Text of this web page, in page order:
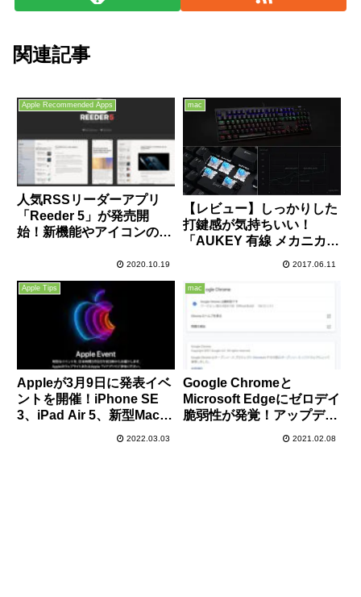
関連記事
Apple Recommended Apps
人気RSSリーダーアプリ
「Reeder 5」が発売開
始！新機能やアイコンの変
引継ぎ方法をご紹介！2020.10.19
mac
【レビュー】しっかりした
打鍵感が気持ちいい！
「AUKEY 有線 メカニカル
品質なキーボード！
2017.06.11
Apple Tips
Appleが3月9日に発表イベ
ントを開催！iPhone SE
3、iPad Air 5、新型Macな
2022.03.03
mac
Google Chromeと
Microsoft Edgeにゼロデイ
脆弱性が発覚！アップデー
2021.02.08